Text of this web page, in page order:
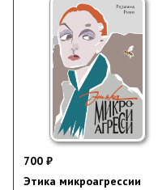
700 ₽
Этика микроагрессии